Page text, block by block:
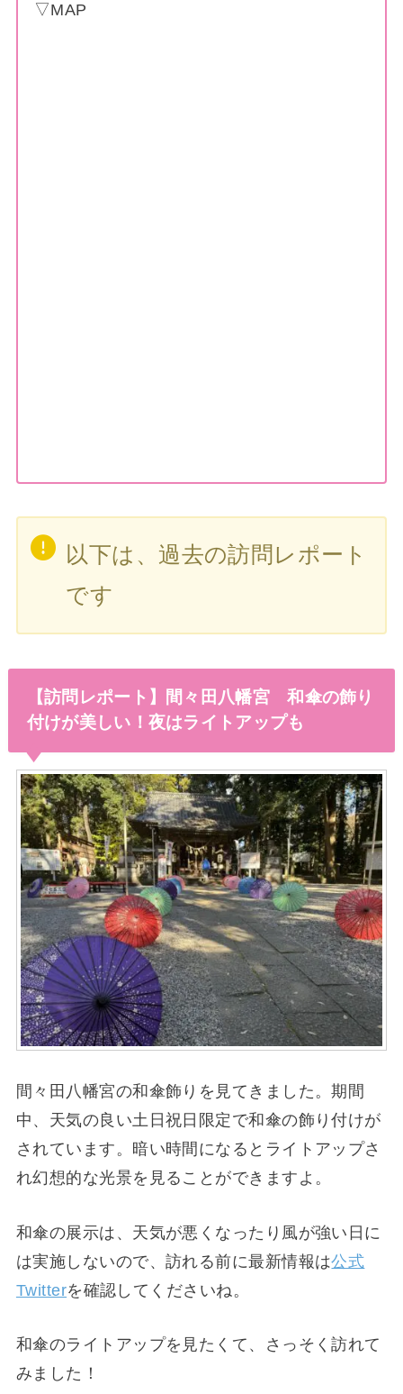
▽MAP
以下は、過去の訪問レポート
です
【訪問レポート】間々田八幡宮 和傘の飾り
付けが美しい！夜はライトアップも
間々田八幡宮の和傘飾りを見てきました。期間
中、天気の良い土日祝日限定で和傘の飾り付けが
されています。暗い時間になるとライトアップさ
れ幻想的な光景を見ることができますよ。
和傘の展示は、天気が悪くなったり風が強い日に
は実施しないので、訪れる前に最新情報は公式
Twitterを確認してくださいね。
和傘のライトアップを見たくて、さっそく訪れて
みました！